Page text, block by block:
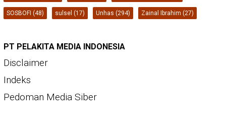
SOSBOFI (48) sulsel (17) Unhas (294) Zainal Ibrahim (27)
PT PELAKITA MEDIA INDONESIA
Disclaimer
Indeks
Pedoman Media Siber